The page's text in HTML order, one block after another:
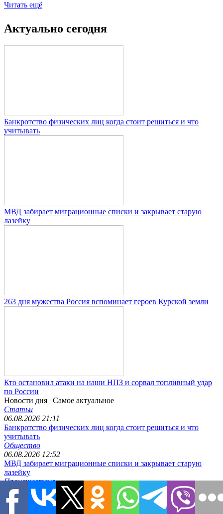
Читать ещё
Актуально сегодня
Банкротство физических лиц когда стоит решиться и что
учитывать
МВД забирает миграционные списки и закрывает старую
лазейку
263 дня мужества Россия вспоминает героев Курской земли
Кто остановил атаки на наши НПЗ и сорвал топливный удар
по России
Новости дня | Самое актуальное
Статьи
06.08.2026 21:11
Банкротство физических лиц когда стоит решиться и что
учитывать
Общество
06.08.2026 12:52
МВД забирает миграционные списки и закрывает старую
лазейку
Происшествия
06.08.2026 11:39
263 дня мужества Россия вспоминает героев Курской земли
Общество